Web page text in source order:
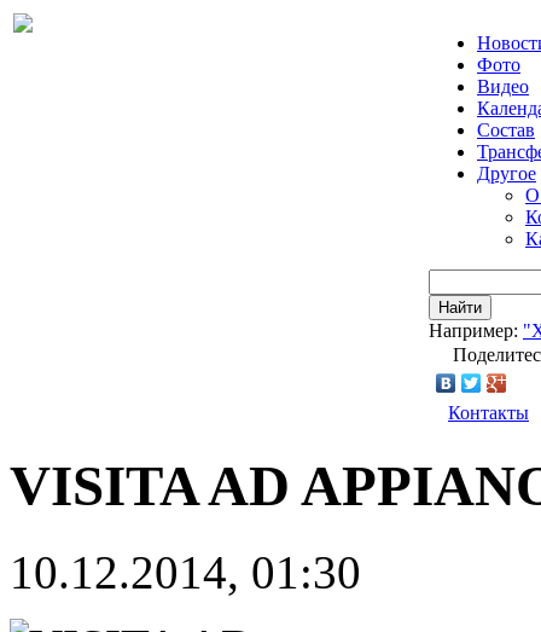
Фото
Видео
Состав
Другое
О
Найти
Например:
Контакты
VISITA AD
10.12.2014, 01:30